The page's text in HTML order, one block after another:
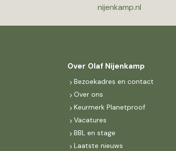
nijenkamp.nl
Over Olaf Nijenkamp
Bezoekadres en contact
Over ons
Keurmerk Planetproof
Vacatures
BBL en stage
Laatste nieuws